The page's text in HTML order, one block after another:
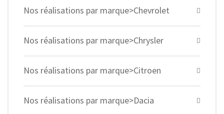
Nos réalisations par marque>Chevrolet
Nos réalisations par marque>Chrysler
Nos réalisations par marque>Citroen
Nos réalisations par marque>Dacia